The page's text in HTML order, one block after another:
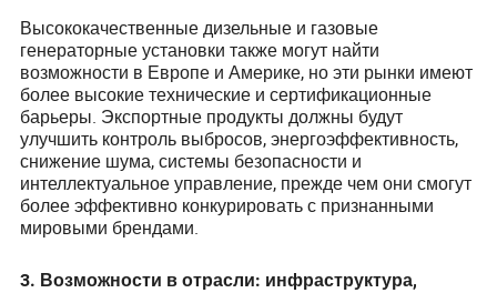
Высококачественные дизельные и газовые
генераторные установки также могут найти
возможности в Европе и Америке, но эти рынки имеют
более высокие технические и сертификационные
барьеры. Экспортные продукты должны будут
улучшить контроль выбросов, энергоэффективность,
снижение шума, системы безопасности и
интеллектуальное управление, прежде чем они смогут
более эффективно конкурировать с признанными
мировыми брендами.
3. Возможности в отрасли: инфраструктура,